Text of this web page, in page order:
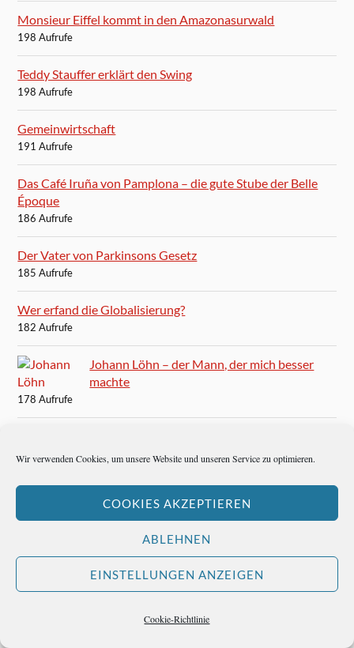
Wir verwenden Cookies, um unsere Website und unseren Service zu optimieren.
COOKIES AKZEPTIEREN
ABLEHNEN
EINSTELLUNGEN ANZEIGEN
Cookie-Richtlinie
Monsieur Eiffel kommt in den Amazonasurwald
198 Aufrufe
Teddy Stauffer erklärt den Swing
198 Aufrufe
Gemeinwirtschaft
191 Aufrufe
Das Café Iruña von Pamplona – die gute Stube der Belle
Époque
186 Aufrufe
Der Vater von Parkinsons Gesetz
185 Aufrufe
Wer erfand die Globalisierung?
182 Aufrufe
Johann Löhn – der Mann, der mich besser
machte
178 Aufrufe
177 Aufrufe
Hemingway ist der Meister des Weglassens
Frühstück in der Sansibar
172 Aufrufe